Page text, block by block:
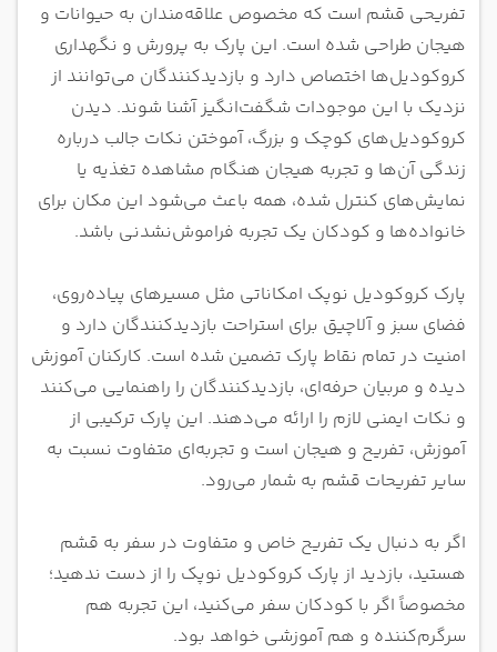
تفریحی قشم است که مخصوص علاقه‌مندان به حیوانات و
هیجان طراحی شده است. این پارک به پرورش و نگهداری
کروکودیل‌ها اختصاص دارد و بازدیدکنندگان می‌توانند از
نزدیک با این موجودات شگفت‌انگیز آشنا شوند. دیدن
کروکودیل‌های کوچک و بزرگ، آموختن نکات جالب درباره
زندگی آن‌ها و تجربه هیجان هنگام مشاهده تغذیه یا
نمایش‌های کنترل شده، همه باعث می‌شود این مکان برای
خانواده‌ها و کودکان یک تجربه فراموش‌نشدنی باشد.
پارک کروکودیل نوپک امکاناتی مثل مسیرهای پیاده‌روی،
فضای سبز و آلاچیق برای استراحت بازدیدکنندگان دارد و
امنیت در تمام نقاط پارک تضمین شده است. کارکنان آموزش
دیده و مربیان حرفه‌ای، بازدیدکنندگان را راهنمایی می‌کنند
و نکات ایمنی لازم را ارائه می‌دهند. این پارک ترکیبی از
آموزش، تفریح و هیجان است و تجربه‌ای متفاوت نسبت به
سایر تفریحات قشم به شمار می‌رود.
اگر به دنبال یک تفریح خاص و متفاوت در سفر به قشم
هستید، بازدید از پارک کروکودیل نوپک را از دست ندهید؛
مخصوصاً اگر با کودکان سفر می‌کنید، این تجربه هم
سرگرم‌کننده و هم آموزشی خواهد بود.